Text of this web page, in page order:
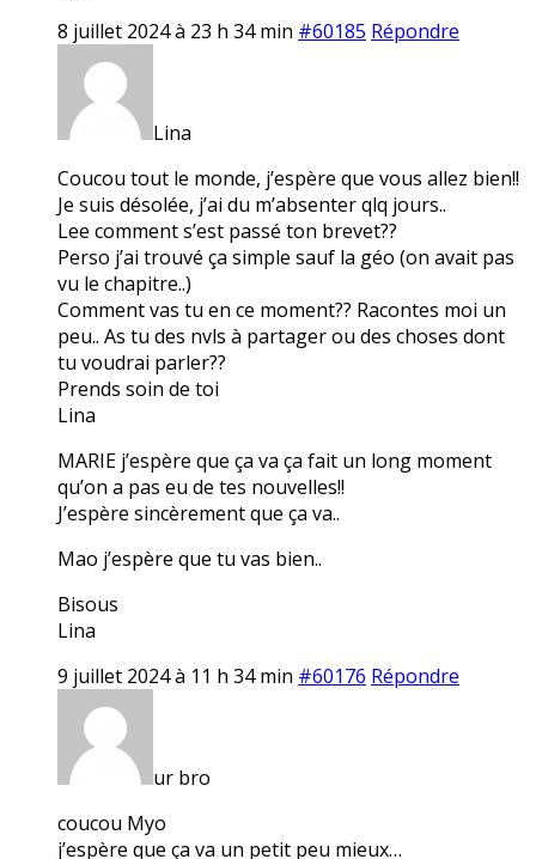
8 juillet 2024 à 23 h 34 min #60185 Répondre
Lina
Coucou tout le monde, j’espère que vous allez bien!!
Je suis désolée, j’ai du m’absenter qlq jours..
Lee comment s’est passé ton brevet??
Perso j’ai trouvé ça simple sauf la géo (on avait pas
vu le chapitre..)
Comment vas tu en ce moment?? Racontes moi un
peu.. As tu des nvls à partager ou des choses dont
tu voudrai parler??
Prends soin de toi
Lina
MARIE j’espère que ça va ça fait un long moment
qu’on a pas eu de tes nouvelles!!
J’espère sincèrement que ça va..
Mao j’espère que tu vas bien..
Bisous
Lina
9 juillet 2024 à 11 h 34 min #60176 Répondre
ur bro
coucou Myo
j’espère que ça va un petit peu mieux…